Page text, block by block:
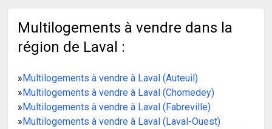
Multilogements à vendre dans la
région de Laval :
»Multilogements à vendre à Laval (Auteuil)
»Multilogements à vendre à Laval (Chomedey)
»Multilogements à vendre à Laval (Fabreville)
»Multilogements à vendre à Laval (Laval-Ouest)